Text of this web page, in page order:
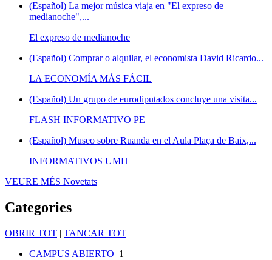
(Español) La mejor música viaja en "El expreso de
medianoche",...
El expreso de medianoche
(Español) Comprar o alquilar, el economista David Ricardo...
LA ECONOMÍA MÁS FÁCIL
(Español) Un grupo de eurodiputados concluye una visita...
FLASH INFORMATIVO PE
(Español) Museo sobre Ruanda en el Aula Plaça de Baix,...
INFORMATIVOS UMH
VEURE MÉS Novetats
Categories
OBRIR TOT | TANCAR TOT
CAMPUS ABIERTO 1